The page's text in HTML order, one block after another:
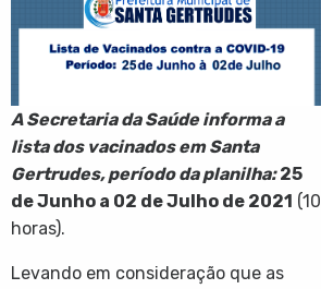
A Secretaria da Saúde informa a
lista dos vacinados em Santa
Gertrudes, período da planilha:25
de Junho a 02 de Julho de 2021 (10
horas).
Levando em consideração que as